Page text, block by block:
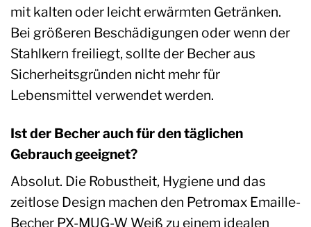
mit kalten oder leicht erwärmten Getränken.
Bei größeren Beschädigungen oder wenn der
Stahlkern freiliegt, sollte der Becher aus
Sicherheitsgründen nicht mehr für
Lebensmittel verwendet werden.
Ist der Becher auch für den täglichen
Gebrauch geeignet?
Absolut. Die Robustheit, Hygiene und das
zeitlose Design machen den Petromax Emaille-
Becher PX-MUG-W Weiß zu einem idealen